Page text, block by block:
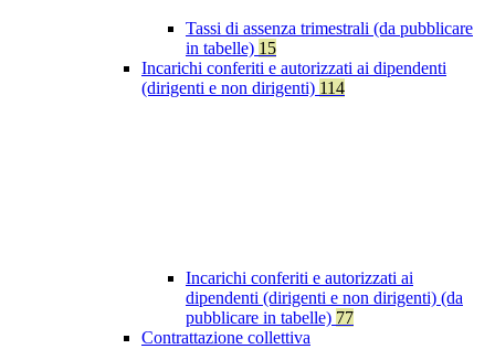
Tassi di assenza trimestrali (da pubblicare
in tabelle) 15
Incarichi conferiti e autorizzati ai dipendenti
(dirigenti e non dirigenti) 114
Incarichi conferiti e autorizzati ai
dipendenti (dirigenti e non dirigenti) (da
pubblicare in tabelle) 77
Contrattazione collettiva